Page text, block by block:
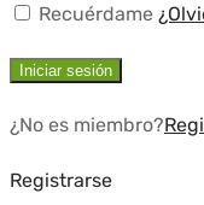
Recuérdame
Iniciar sesión
¿No es miembro?
Registrarse